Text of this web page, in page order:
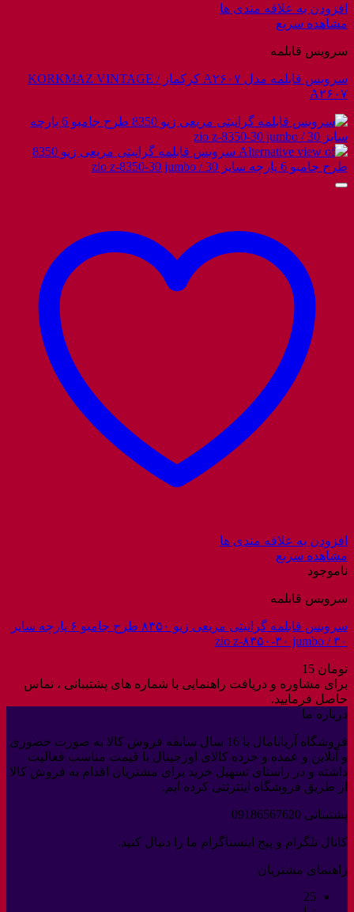
افزودن به علاقه مندی ها
مشاهده سریع
سرویس قابلمه
سرویس قابلمه مدل A۲۶۰۷ کرکماز / KORKMAZ VINTAGE
A۲۶۰۷
افزودن به علاقه مندی ها
مشاهده سریع
ناموجود
سرویس قابلمه
سرویس قابلمه گرانیتی مربعی زیو ۸۳۵۰ طرح جامبو ۶ پارچه سایز
۳۰ / zio z-۸۳۵۰-۳۰ jumbo
تومان
برای مشاوره و دریافت راهنمایی با شماره های پشتیبانی ، تماس
حاصل فرمایید.
درباره ما
فروشگاه آربابامال با 16 سال سابقه فروش کالا به صورت حضوری
و آنلاین و عمده و خرده کالای اورجینال با قیمت مناسب فعالیت
داشته و در راستای تسهیل خرید برای مشتریان اقدام به فروش کالا
از طریق فروشگاه اینترنتی کرده ایم.
پشتیبانی 09186567620
کانال تلگرام و پیج اینستاگرام ما را دنبال کنید.
راهنمای مشتریان
25